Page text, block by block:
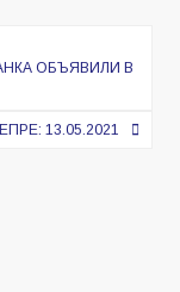
ОБЪЯВИЛИ В
13.05.2021